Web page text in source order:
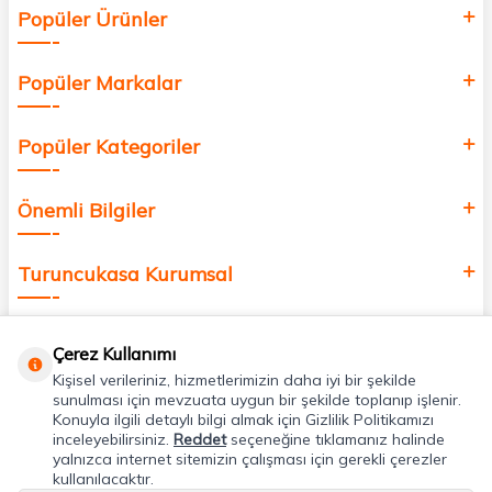
değer katmak için bize katılın!
Popüler Ürünler
Popüler Markalar
Popüler Kategoriler
Önemli Bilgiler
Turuncukasa Kurumsal
Uygulamalarımız
Adres & İletişim
Çerez Kullanımı
Kişisel verileriniz, hizmetlerimizin daha iyi bir şekilde
sunulması için mevzuata uygun bir şekilde toplanıp işlenir.
Konuyla ilgili detaylı bilgi almak için Gizlilik Politikamızı
inceleyebilirsiniz. Reddetseçeneğine tıklamanız halinde
yalnızca internet sitemizin çalışması için gerekli çerezler
kullanılacaktır.